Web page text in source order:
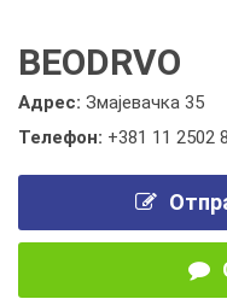
BEODRVO
Адрес: Змајевачка 35
Телефон: +381 11 2502